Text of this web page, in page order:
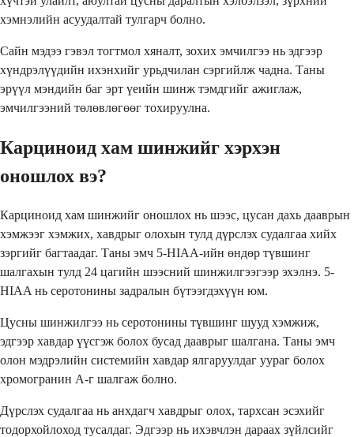
хэмнэлийн асуудалтай тулгарч болно.
Сайн мэдээ гэвэл тогтмол хяналт, зохих эмчилгээ нь эдгээр
хүндрэлүүдийн ихэнхийг урьдчилан сэргийлж чадна. Таны
эрүүл мэндийн баг эрт үеийн шинж тэмдгийг ажиглаж,
эмчилгээний төлөвлөгөөг тохируулна.
Карциноид хам шинжийг хэрхэн
оношлох вэ?
Карциноид хам шинжийг оношлох нь шээс, цусан дахь дааврын
хэмжээг хэмжих, хавдрыг олохын тулд дүрслэх судалгаа хийх
зэргийг багтаадаг. Таны эмч 5-HIAA-ийн өндөр түвшинг
шалгахын тулд 24 цагийн шээсний шинжилгээгээр эхэлнэ. 5-
HIAA нь серотонины задралын бүтээгдэхүүн юм.
Цусны шинжилгээ нь серотонины түвшинг шууд хэмжиж,
эдгээр хавдар үүсгэж болох бусад дааврыг шалгана. Таны эмч
олон мэдрэлийн системийн хавдар ялгаруулдаг уураг болох
хромогранин А-г шалгаж болно.
Дүрслэх судалгаа нь анхдагч хавдрыг олох, тархсан эсэхийг
тодорхойлоход тусалдаг. Эдгээр нь ихэвчлэн дараах зүйлсийг